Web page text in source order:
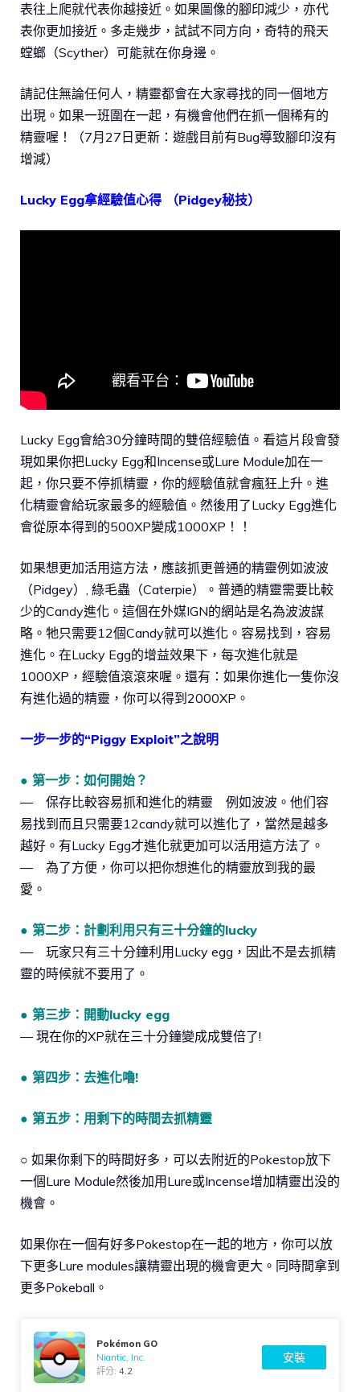
表往上爬就代表你越接近。如果圖像的腳印減少，亦代
表你更加接近。多走幾步，試試不同方向，奇特的飛天
螳螂（Scyther）可能就在你身邊。
請記住無論任何人，精靈都會在大家尋找的同一個地方
出現。如果一班圍在一起，有機會他們在抓一個稀有的
精靈喔！（7月27日更新：遊戲目前有Bug導致腳印沒有
增減）
Lucky Egg拿經驗值心得 （Pidgey秘技）
Lucky Egg會給30分鐘時間的雙倍經驗值。看這片段會發
現如果你把Lucky Egg和Incense或Lure Module加在一
起，你只要不停抓精靈，你的經驗值就會瘋狂上升。進
化精靈會給玩家最多的經驗值。然後用了Lucky Egg進化
會從原本得到的500XP變成1000XP！！
如果想更加活用這方法，應該抓更普通的精靈例如波波
（Pidgey）, 綠毛蟲（Caterpie）。普通的精靈需要比較
少的Candy進化。這個在外媒IGN的網站是名為波波謀
略。牠只需要12個Candy就可以進化。容易找到，容易
進化。在Lucky Egg的增益效果下，每次進化就是
1000XP，經驗值滾滾來喔。還有：如果你進化一隻你沒
有進化過的精靈，你可以得到2000XP。
一步一步的“Piggy Exploit”之說明
● 第一步：如何開始？
— 保存比較容易抓和進化的精靈 例如波波。他们容
易找到而且只需要12candy就可以進化了，當然是越多
越好。有Lucky Egg才進化就更加可以活用這方法了。
— 為了方便，你可以把你想進化的精靈放到我的最
愛。
● 第二步：計劃利用只有三十分鐘的lucky
— 玩家只有三十分鐘利用Lucky egg，因此不是去抓精
靈的時候就不要用了。
● 第三步：開動lucky egg
— 現在你的XP就在三十分鐘變成成雙倍了!
● 第四步：去進化嚕!
● 第五步：用剩下的時間去抓精靈
○ 如果你剩下的時間好多，可以去附近的Pokestop放下
一個Lure Module然後加用Lure或Incense增加精靈出没的
機會。
如果你在一個有好多Pokestop在一起的地方，你可以放
下更多Lure modules讓精靈出現的機會更大。同時間拿到
更多Pokeball。
Pokémon GO
Niantic, Inc.
評分:4.2
安裝